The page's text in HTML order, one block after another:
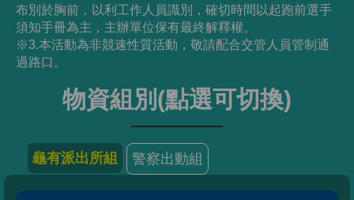
布別於胸前，以利工作人員識別，確切時間以起跑前選手
須知手冊為主，主辦單位保有最終解釋權。
※3.本活動為非競速性質活動，敬請配合交管人員管制通
過路口。
物資組別(點選可切換)
龜有派出所組 警察出動組